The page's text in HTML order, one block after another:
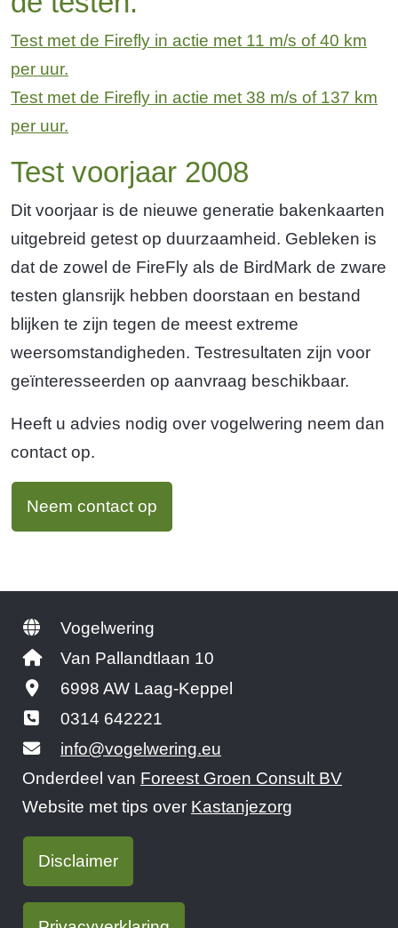
Test met de Firefly in actie met 11 m/s of 40 km
per uur.
Test met de Firefly in actie met 38 m/s of 137 km
per uur.
Test voorjaar 2008
Dit voorjaar is de nieuwe generatie bakenkaarten
uitgebreid getest op duurzaamheid. Gebleken is
dat de zowel de FireFly als de BirdMark de zware
testen glansrijk hebben doorstaan en bestand
blijken te zijn tegen de meest extreme
weersomstandigheden. Testresultaten zijn voor
geïnteresseerden op aanvraag beschikbaar.
Heeft u advies nodig over vogelwering neem dan
contact op.
Neem contact op
Vogelwering
Van Pallandtlaan 10
6998 AW Laag-Keppel
0314 642221
info@vogelwering.eu
Onderdeel van Foreest Groen Consult BV
Website met tips over Kastanjezorg
Disclaimer